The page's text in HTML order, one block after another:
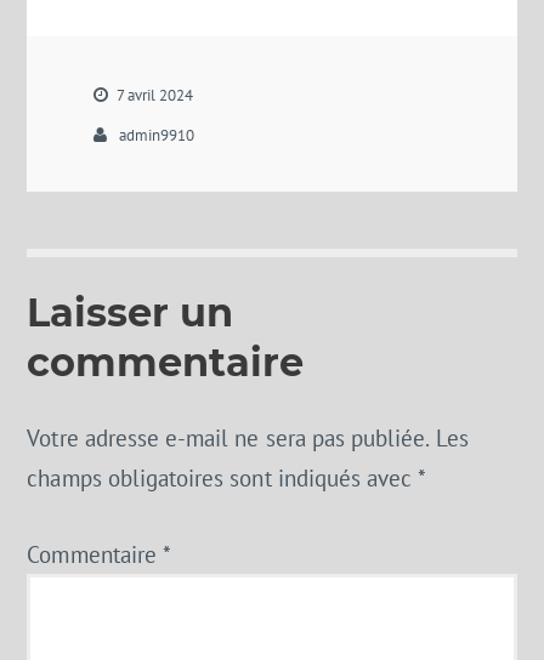
7 avril 2024
admin9910
Laisser un
commentaire
Votre adresse e-mail ne sera pas publiée. Les
champs obligatoires sont indiqués avec*
Commentaire *